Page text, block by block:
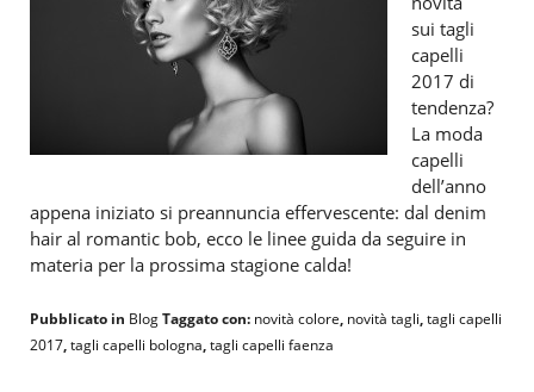
sui tagli
capelli
2017 di
tendenza?
La moda
capelli
dell’anno
appena iniziato si preannuncia effervescente: dal denim
hair al romantic bob, ecco le linee guida da seguire in
materia per la prossima stagione calda!
Pubblicato in BlogTaggato con: novità colore, novità tagli,tagli capelli
2017,tagli capelli bologna,tagli capelli faenza